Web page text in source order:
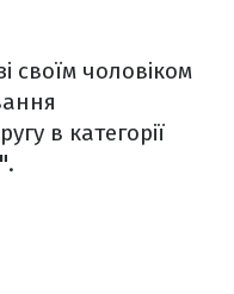
своїм чоловіком
в категорії
.